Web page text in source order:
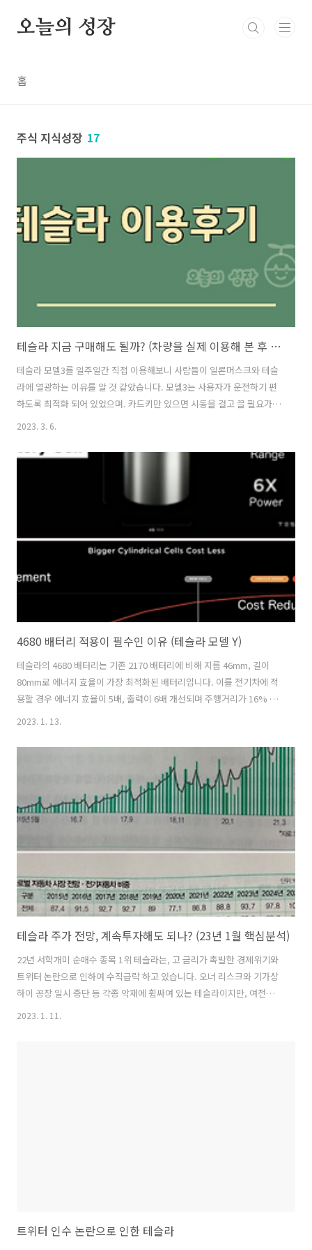
오늘의 성장
홈
주식 지식성장 17
테슬라 지금 구매해도 될까? (차량을 실제 이용해 본 후 느낀점)
테슬라 모델3를 일주일간 직접 이용해보니 사람들이 일론머스크와 테슬
라에 열광하는 이유를 알 것 같았습니다. 모델3는 사용자가 운전하기 편
하도록 최적화 되어 있었으며. 카드키만 있으면 시동을 걸고 끌 필요가
없이 차량접근성이 획기적입니다. 배터리 충전도 1시간이면 충분하며 2
않은 개방형 천장이 가장 먼저 눈에 띕니다. 그러나 아직 마감 등 개선해
유율을 유지할 것으로 판단됩니다. 1. 테슬라를 선택한 이유는? 테슬라
주식에 투자하고 있는 투자자 중 한 명으로써 차량을 한 번도 이용해 보
지 않고 장기투자를 하는 것이 리스크가 있다고 판단되었습니다. 그래서
이번 제주도 여행..
2023. 3. 6.
4680 배터리 적용이 필수인 이유 (테슬라 모델 Y)
테슬라의 4680 배터리는 기존 2170 배터리에 비해 지름 46mm, 길이
80mm로 에너지 효율이 가장 최적화된 배터리입니다. 이를 전기차에 적
용할 경우 에너지 효율이 5배, 출력이 6배 개선되며 주행거리가 16% 향
상되고, 충전시간은 40% 단축되며, 가격은 8% 정도 감소됩니다. 테슬
우 대량생산을 통해 더욱 높은 효과를 얻을 수 있게 됩니다. 1. 4680 배터
리 특징과 효과 (특징) 배터리계의 게임체인저라고 불리우는 4680 배터
리는 원통형 배터리로, 전고체 배터리가 탄생하기 이전의 가장 혁신적인
제품으로 알려져 있습니다. 이름의 뜻은 크기를 의미하는데 지름 46mm,
길이 80mm로 만들어져 있습니다. 이 배터리는 NCMA ..
2023. 1. 13.
테슬라 주가 전망, 계속투자해도 되나? (23년 1월 핵심분석)
22년 서학개미 순매수 종목 1위 테슬라는, 고 금리가 촉발한 경제위기와
트위터 논란으로 인하여 수직급락 하고 있습니다. 오너 리스크와 기가상
하이 공장 일시 중단 등 각종 악재에 휩싸여 있는 테슬라이지만, 여전히
역대 최고 생산량을 기록하는 등 급격한 성장을 지속하고 있습니다. 자동
2023. 1. 11.
트위터 인수 논란으로 인한 테슬라